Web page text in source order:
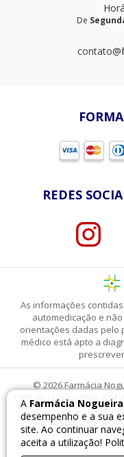
A Farmácia Nogueira
desempenho e a sua
site. Ao continuar
aceita a utilização!
De
REDES
As informações
automedicação e
orientações dadas pelo
médico está apto a
© 2026 Farmácia
CNPJ 06.313.661/0001-53
Farmacêutico